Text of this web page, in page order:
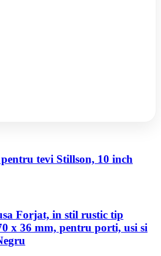
tevi Stillson, 10 inch
Forjat, in stil rustic tip
x 36 mm, pentru porti, usi si